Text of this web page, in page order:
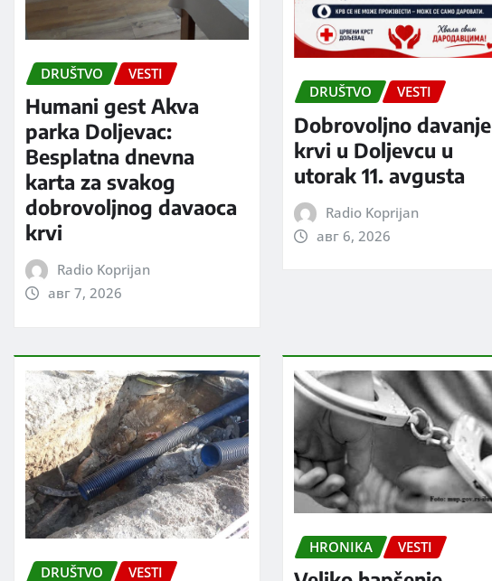
DRUŠTVO VESTI
Humani gest Akva
parka Doljevac:
Besplatna dnevna
karta za svakog
dobrovoljnog davaoca
krvi
Radio Koprijan
авг 7, 2026
DRUŠTVO VESTI
Dobrovoljno davanje
krvi u Doljevcu u
utorak 11. avgusta
Radio Koprijan
авг 6, 2026
DRUŠTVO VESTI
HRONIKA VESTI